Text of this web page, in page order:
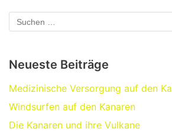
Neueste Beiträge
Medizinische Versorgung auf den
Windsurfen auf den Kanaren
Die Kanaren und ihre Vulkane